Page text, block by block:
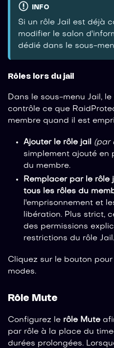
INFO
Si un rôle Jail est déjà
modifier le salon
dédié dans le sous-
Rôles lors du jail
Dans le sous-menu Jail, le
contrôle ce que
membre quand il est
Ajouter le rôle jail (par
simplement ajouté en
du membre.
Remplacer par le rôle
tous les rôles du
l'emprisonnement et
libération. Plus strict,
des permissions
restrictions du rôle Jail.
Cliquez sur le bouton
modes.
Rôle Mute
Configurez le rôle Mute
par rôle à la place du
durées prolongées.